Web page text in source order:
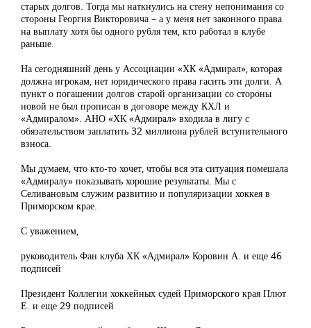
старых долгов. Тогда мы наткнулись на стену непонимания со
стороны Георгия Викторовича – а у меня нет законного права
на выплату хотя бы одного рубля тем, кто работал в клубе
раньше.
На сегодняшний день у Ассоциации «ХК «Адмирал», которая
должна игрокам, нет юридического права гасить эти долги. А
пункт о погашении долгов старой организации со стороны
новой не был прописан в договоре между КХЛ и
«Адмиралом». АНО «ХК «Адмирал» входила в лигу с
обязательством заплатить 32 миллиона рублей вступительного
взноса.
Мы думаем, что кто-то хочет, чтобы вся эта ситуация помешала
«Адмиралу» показывать хорошие результаты. Мы с
Селивановым служим развитию и популяризации хоккея в
Приморском крае.
С уважением,
руководитель Фан клуба ХК «Адмирал» Коровин А. и еще 46
подписей
Президент Коллегии хоккейных судей Приморского края Плют
Е. и еще 29 подписей